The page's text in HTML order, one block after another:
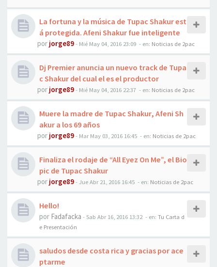
La fortuna y la música de Tupac Shakur est
á protegida. Afeni Shakur fue inteligente
por jorge89- Mié May 04, 2016 23:09 - en: Noticias de 2pac
Dj Premier anuncia un nuevo track de Tupa
c Shakur del cual el es el productor
por jorge89- Mié May 04, 2016 22:37 - en: Noticias de 2pac
Muere la madre de Tupac Shakur, Afeni Sh
akur a los 69 años
por jorge89- Mar May 03, 2016 16:45 - en: Noticias de 2pac
Finaliza el rodaje de “All Eyez On Me”, el Bio
pic de Tupac Shakur
por jorge89-Jue Abr 21, 2016 16:45 - en: Noticias de 2pac
Hello!
por Fadafacka - Sab Abr 16, 2016 13:32 - en: Tu Carta d
e Presentación
saludos desde costa rica y gracias por ace
ptarme